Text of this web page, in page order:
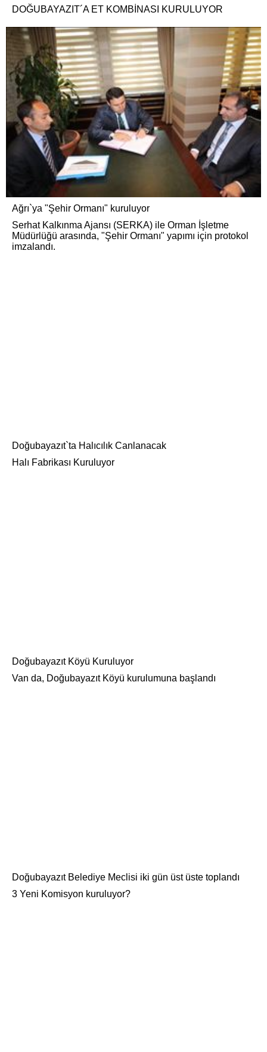
DOĞUBAYAZIT´A ET KOMBİNASI KURULUYOR
Ağrı`ya "Şehir Ormanı" kuruluyor
Serhat Kalkınma Ajansı (SERKA) ile Orman İşletme
Müdürlüğü arasında, "Şehir Ormanı" yapımı için protokol
imzalandı.
Doğubayazıt`ta Halıcılık Canlanacak
Halı Fabrikası Kuruluyor
Doğubayazıt Köyü Kuruluyor
Van da, Doğubayazıt Köyü kurulumuna başlandı
Doğubayazıt Belediye Meclisi iki gün üst üste toplandı
3 Yeni Komisyon kuruluyor?